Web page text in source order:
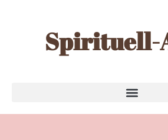
Spirituell-